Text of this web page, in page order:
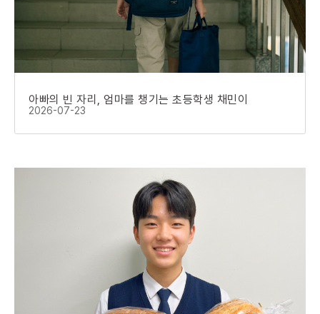
아빠의 빈 자리, 엄마를 챙기는 초등학생 채민이
2026-07-23